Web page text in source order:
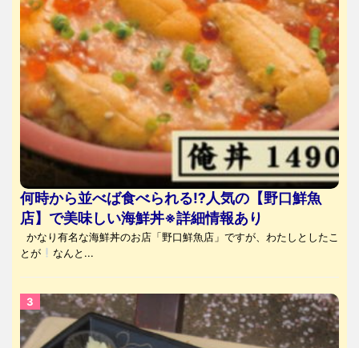
何時から並べば食べられる⁉人気の【野口鮮魚
店】で美味しい海鮮丼※詳細情報あり
かなり有名な海鮮丼のお店「野口鮮魚店」ですが、わたしとしたこ
とが
なんと...